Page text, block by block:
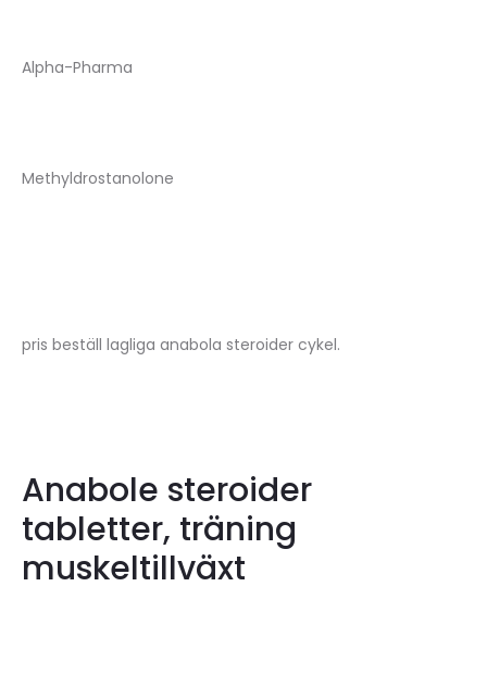
Alpha-Pharma
Methyldrostanolone
pris beställ lagliga anabola steroider cykel.
Anabole steroider
tabletter, träning
muskeltillväxt